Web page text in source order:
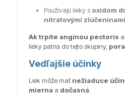
Používajú lieky s oxidom
nitrátovými zlúčeninami
Ak trpíte angínou pectoris
lieky patria do tejto skupiny,
Vedľajšie účinky
Liek môže mať nežiaduce
mierna a dočasná.